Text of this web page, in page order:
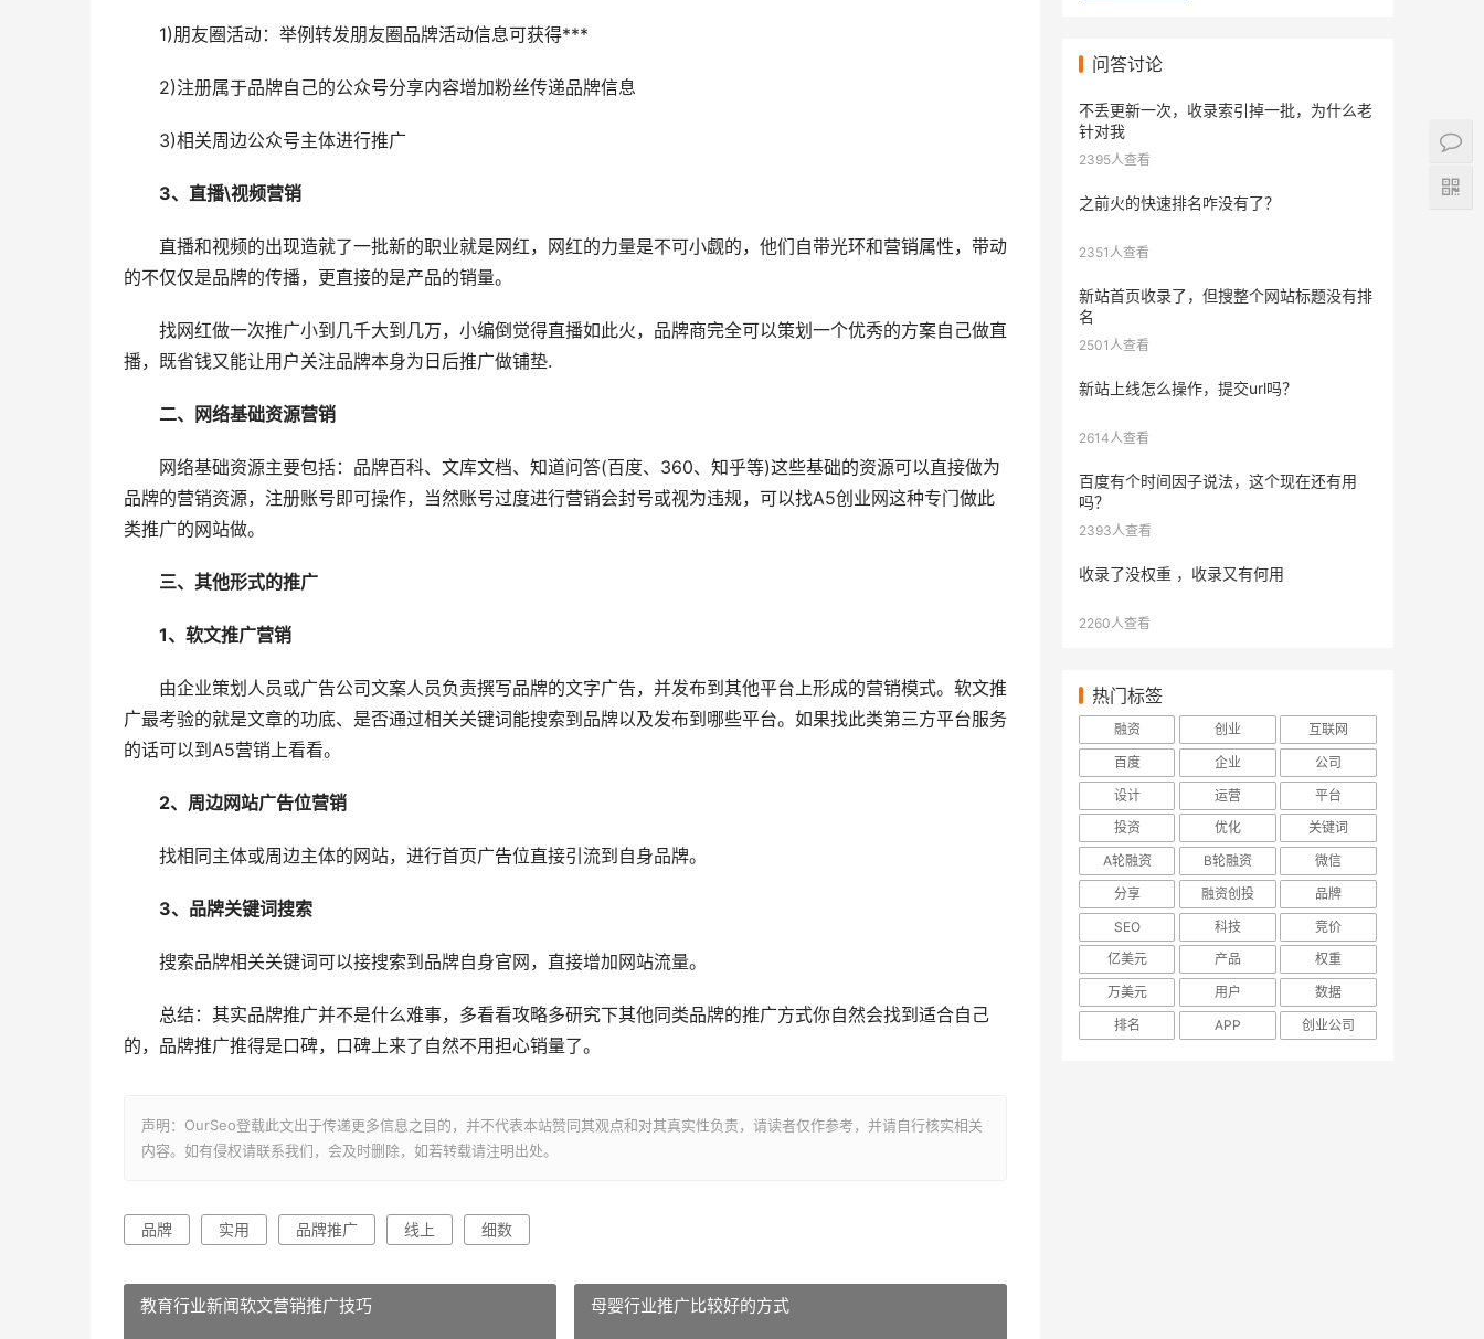
1)朋友圈活动：举例转发朋友圈品牌活动信息可获得***
2)注册属于品牌自己的公众号分享内容增加粉丝传递品牌信息
3)相关周边公众号主体进行推广
3、直播\视频营销
直播和视频的出现造就了一批新的职业就是网红，网红的力量是不可小觑的，他们自带光环和营销属性，带动
的不仅仅是品牌的传播，更直接的是产品的销量。
找网红做一次推广小到几千大到几万，小编倒觉得直播如此火，品牌商完全可以策划一个优秀的方案自己做直
播，既省钱又能让用户关注品牌本身为日后推广做铺垫.
二、网络基础资源营销
网络基础资源主要包括：品牌百科、文库文档、知道问答(百度、360、知乎等)这些基础的资源可以直接做为
品牌的营销资源，注册账号即可操作，当然账号过度进行营销会封号或视为违规，可以找A5创业网这种专门做此
类推广的网站做。
三、其他形式的推广
1、软文推广营销
由企业策划人员或广告公司文案人员负责撰写品牌的文字广告，并发布到其他平台上形成的营销模式。软文推
广最考验的就是文章的功底、是否通过相关关键词能搜索到品牌以及发布到哪些平台。如果找此类第三方平台服务
的话可以到A5营销上看看。
2、周边网站广告位营销
找相同主体或周边主体的网站，进行首页广告位直接引流到自身品牌。
3、品牌关键词搜索
搜索品牌相关关键词可以接搜索到品牌自身官网，直接增加网站流量。
总结：其实品牌推广并不是什么难事，多看看攻略多研究下其他同类品牌的推广方式你自然会找到适合自己
的，品牌推广推得是口碑，口碑上来了自然不用担心销量了。
声明：OurSeo登载此文出于传递更多信息之目的，并不代表本站赞同其观点和对其真实性负责，请读者仅作参考，并请自行核实相关
内容。如有侵权请联系我们，会及时删除，如若转载请注明出处。
品牌 实用 品牌推广 线上 细数
教育行业新闻软文营销推广技巧 母婴行业推广比较好的方式
问答讨论
不丢更新一次，收录索引掉一批，为什么老
针对我
2395人查看
之前火的快速排名咋没有了？
2351人查看
新站首页收录了，但搜整个网站标题没有排
名
2501人查看
新站上线怎么操作，提交url吗？
2614人查看
百度有个时间因子说法，这个现在还有用
吗？
2393人查看
收录了没权重 ，收录又有何用
2260人查看
热门标签
融资 创业
互联网
百度
企业
公司
设计
运营
平台
投资
优化
关键词
A轮融资
B轮融资
微信
分享
融资创投
品牌
SEO
科技
竞价
亿美元
产品
权重
万美元
用户
数据
排名
APP 创业公司